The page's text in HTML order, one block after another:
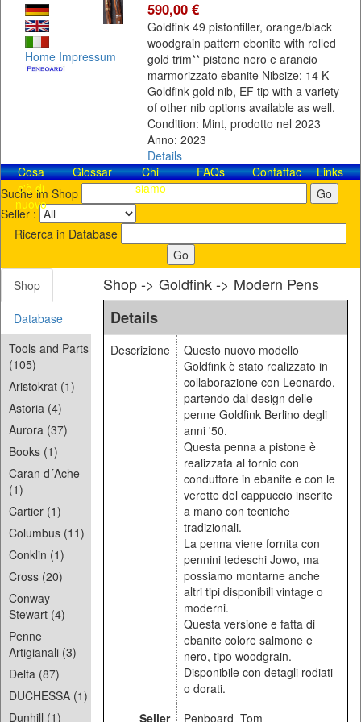
Home Impressum
590,00 €
Goldfink 49 pistonfiller, orange/black
woodgrain pattern ebonite with rolled
gold trim** pistone nero e arancio
marmorizzato ebanite Nibsize: 14 K
Goldfink gold nib, EF tip with a variety
of other nib options available as well.
Condition: Mint, prodotto nel 2023
Anno: 2023
Details
Cosa
c'è di
nuovo
Glossar
Chi
siamo
FAQs Contattaci! Links
Suche im Shop
Seller :
Ricerca in Database
Shop
Database
Tools and Parts
(105)
Aristokrat (1)
Astoria (4)
Aurora (37)
Books (1)
Caran d´Ache
(1)
Cartier (1)
Columbus (11)
Conklin (1)
Cross (20)
Conway
Stewart (4)
Penne
Artigianali (3)
Delta (87)
DUCHESSA (1)
Dunhill (1)
Shop -> Goldfink -> Modern Pens
Details
Descrizione
Questo nuovo modello
Goldfink è stato realizzato in
collaborazione con Leonardo,
partendo dal design delle
penne Goldfink Berlino degli
anni '50.
Questa penna a pistone è
realizzata al tornio con
conduttore in ebanite e con le
verette del cappuccio inserite
a mano con tecniche
tradizionali.
La penna viene fornita con
pennini tedeschi Jowo, ma
possiamo montarne anche
altri tipi disponibili vintage o
moderni.
Questa versione e fatta di
ebanite colore salmone e
nero, tipo woodgrain.
Disponibile con detagli rodiati
o dorati.
Seller
Penboard_Tom